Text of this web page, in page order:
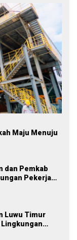
Maju Menuju
dan Pemkab
Pekerja
Luwu Timur